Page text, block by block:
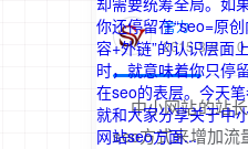
舍力
2015-3-9 / 0
中小网站的站长
seo方式来增加流